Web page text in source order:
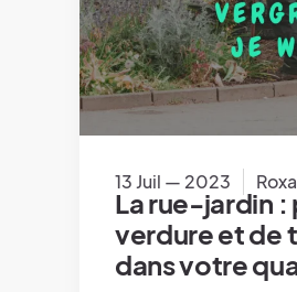
13 Juil — 2023
La rue-jardin :
verdure et de
dans votre